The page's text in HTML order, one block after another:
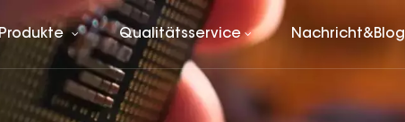
Produkte Qualitätsservice Nachricht&Blog